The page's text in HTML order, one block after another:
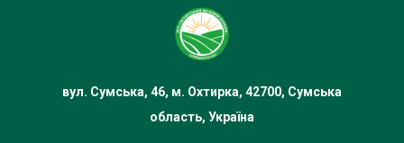
вул. Сумська, 46, м. Охтирка, 42700, Сумська
область, Україна